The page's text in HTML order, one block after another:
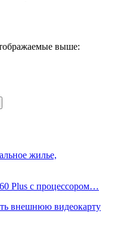
выше:
жилье,
Plus c процессором…
внешнюю видеокарту